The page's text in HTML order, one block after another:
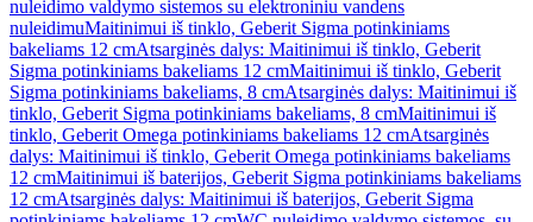
nuleidimo valdymo sistemos su elektroniniu vandens
nuleidimuMaitinimui iš tinklo, Geberit Sigma potinkiniams
bakeliams 12 cmAtsarginės dalys: Maitinimui iš tinklo, Geberit
Sigma potinkiniams bakeliams 12 cmMaitinimui iš tinklo, Geberit
Sigma potinkiniams bakeliams, 8 cmAtsarginės dalys: Maitinimui iš
tinklo, Geberit Sigma potinkiniams bakeliams, 8 cmMaitinimui iš
tinklo, Geberit Omega potinkiniams bakeliams 12 cmAtsarginės
dalys: Maitinimui iš tinklo, Geberit Omega potinkiniams bakeliams
12 cmMaitinimui iš baterijos, Geberit Sigma potinkiniams bakeliams
12 cmAtsarginės dalys: Maitinimui iš baterijos, Geberit Sigma